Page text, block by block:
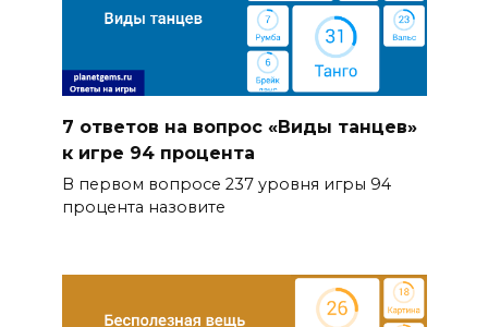
7 ответов на вопрос «Виды танцев»
к игре 94 процента
В первом вопросе 237 уровня игры 94
процента назовите